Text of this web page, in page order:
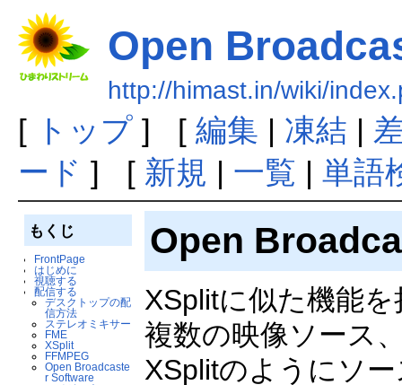
Open
http://himast.in/wiki/
[ トップ] [ 編集 | 凍結 |
ード ] [ 新規 | 一覧 | 単語
もくじ
FrontPage
はじめに
視聴する
配信する
デスクトップの配
信方法
ステレオミキサー
FME
XSplit
FFMPEG
Open Broadcaste
r Software
Open
XSplitに似た機能
複数の映像ソース
XSplitのようにソ